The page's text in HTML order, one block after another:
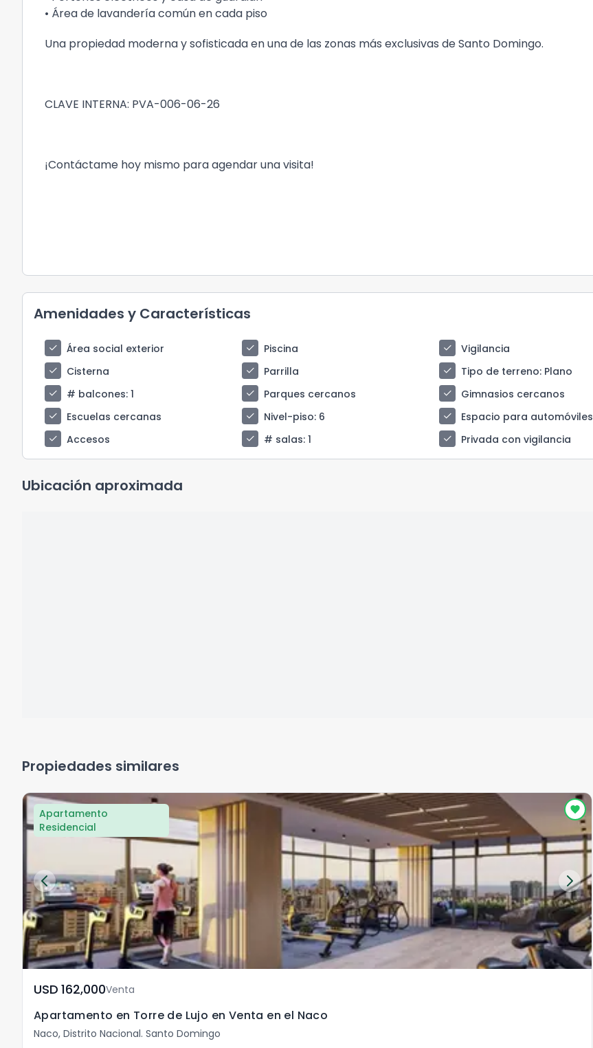
• Área de lavandería común en cada piso
Una propiedad moderna y sofisticada en una de las zonas más exclusivas de Santo Domingo.
CLAVE INTERNA: PVA-006-06-26
¡Contáctame hoy mismo para agendar una visita!
Amenidades y Características
check Área social exterior check Piscina check
Vigilancia
check
Cisterna check Parrilla check Tipo de terreno: Plano
check
# balcones: 1 check Parques cercanos check
Gimnasios cercanos
check
Escuelas cercanas check Nivel-piso: 6 check Espacio para automóviles
check
Accesos check # salas: 1 check Privada con vigilancia
Ubicación aproximada
Propiedades similares
Apartamento
Residencial
USD	162,000Venta
Apartamento en Torre de Lujo en Venta en el Naco
Naco, Distrito Nacional. Santo Domingo